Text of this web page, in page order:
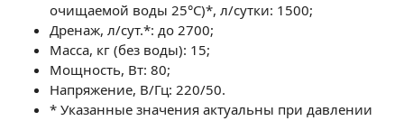
очищаемой воды 25°С)*, л/сутки: 1500;
Дренаж, л/сут.*: до 2700;
Масса, кг (без воды): 15;
Мощность, Вт: 80;
Напряжение, В/Гц: 220/50.
* Указанные значения актуальны при давлении